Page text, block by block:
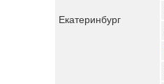
Екатеринбург